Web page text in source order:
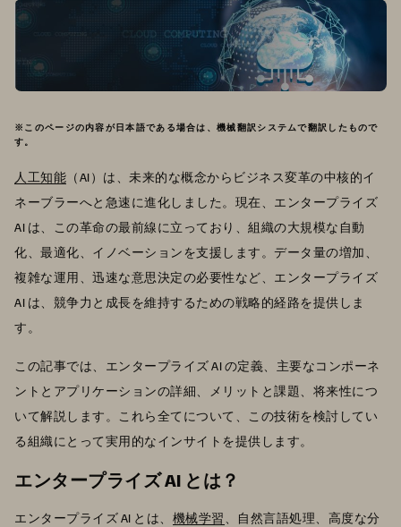
※このページの内容が日本語である場合は、機械翻訳システムで翻訳したもので
す。
人工知能 （AI）は、未来的な概念からビジネス変革の中核的イ
ネーブラーへと急速に進化しました。現在、エンタープライズ
AI は、この革命の最前線に立っており、組織の大規模な自動
化、最適化、イノベーションを支援します。データ量の増加、
複雑な運用、迅速な意思決定の必要性など、エンタープライズ
AI は、競争力と成長を維持するための戦略的経路を提供しま
す。
この記事では、エンタープライズ AI の定義、主要なコンポーネ
ントとアプリケーションの詳細、メリットと課題、将来性につ
いて解説します。これら全てについて、この技術を検討してい
る組織にとって実用的なインサイトを提供します。
エンタープライズ AI とは？
エンタープライズ AI とは、 機械学習、自然言語処理、高度な分